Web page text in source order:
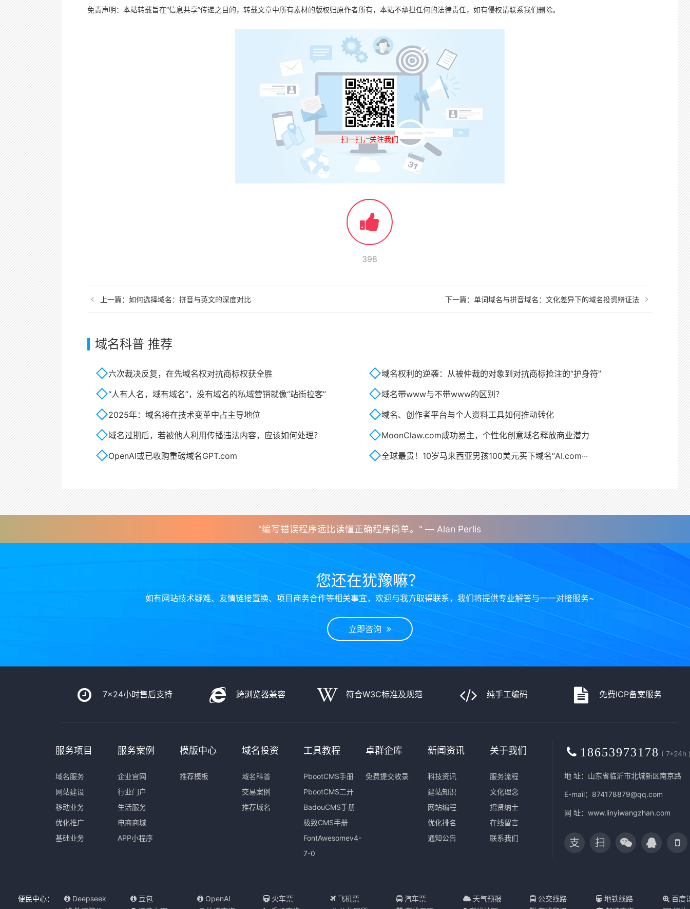
免责声明：本站转载旨在“信息共享”传递之目的，转载文章中所有素材的版权归原作者所有，本站不承担任何的法律责任，如有侵权请联系我们删除。
扫一扫，关注我们
398
上一篇： 如何选择域名：拼音与英文的深度对比 下一篇：单词域名与拼音域名：文化差异下的域名投资辩证法
域名科普 推荐
六次裁决反复，在先域名权对抗商标权获全胜
域名权利的逆袭：从被仲裁的对象到对抗商标抢注的“护身符”
“人有人名，域有域名”，没有域名的私域营销就像“站街拉客”
域名带www与不带www的区别？
2025年：域名将在技术变革中占主导地位
域名、创作者平台与个人资料工具如何推动转化
域名过期后，若被他人利用传播违法内容，应该如何处理？
MoonClaw.com成功易主，个性化创意域名释放商业潜力
OpenAI或已收购重磅域名GPT.com
全球最贵！10岁马来西亚男孩100美元买下域名“AI.com···
"编写错误程序远比读懂正确程序简单。" — Alan Perlis
您还在犹豫嘛？
如有网站技术疑难、友情链接置换、项目商务合作等相关事宜，欢迎与我方取得联系，我们将提供专业解答与一一对接服务~
立即咨询
7x24小时售后支持 跨浏览器兼容 符合W3C标准及规范 纯手工编码 免费ICP备案服务
服务项目
域名服务
网站建设
移动业务
优化推广
基础业务
服务案例
企业官网
行业门户
生活服务
电商商城
APP小程序
模版中心
推荐模板
域名投资
域名科普
交易案例
推荐域名
工具教程
PbootCMS手册
PbootCMS二开
BadouCMS手册
极致CMS手册
FontAwesomev4-
7-0
卓群企库
免费提交收录
新闻资讯
科技资讯
建站知识
网站编程
优化排名
通知公告
关于我们
服务流程
文化理念
招贤纳士
在线留言
联系我们
18653973178 ( 7*24h
地 址：山东省临沂市北城新区南京路
E-mail：874178879@qq.com
网 址：www.linyiwangzhan.com
支 扫
便民中心： Deepseek 豆包 OpenAI 火车票 飞机票 汽车票 天气预报 公交线路 地铁线路
百度